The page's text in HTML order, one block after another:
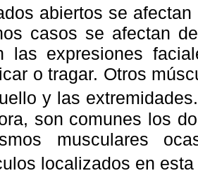
abiertos se
casos se afectan
las expresiones
o tragar. Otros
y las extremidades.
son comunes los
musculares
localizados en esta